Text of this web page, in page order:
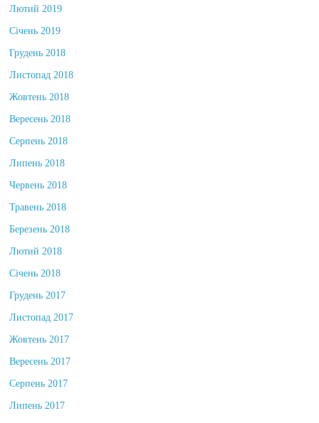
Лютий 2019
Січень 2019
Грудень 2018
Листопад 2018
Жовтень 2018
Вересень 2018
Серпень 2018
Липень 2018
Червень 2018
Травень 2018
Березень 2018
Лютий 2018
Січень 2018
Грудень 2017
Листопад 2017
Жовтень 2017
Вересень 2017
Серпень 2017
Липень 2017